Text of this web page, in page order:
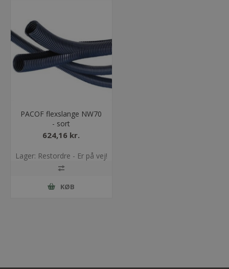
PACOF flexslange NW70
- sort
624,16 kr.
Lager: Restordre - Er på vej!
KØB